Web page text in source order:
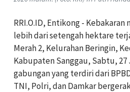
RRI.O.ID, Entikong - Kebakaran
lebih dari setengah hektare
Merah 2, Kelurahan Beringin,
Kabupaten Sanggau, Sabtu, 27
gabungan yang terdiri dari
TNI, Polri, dan Damkar